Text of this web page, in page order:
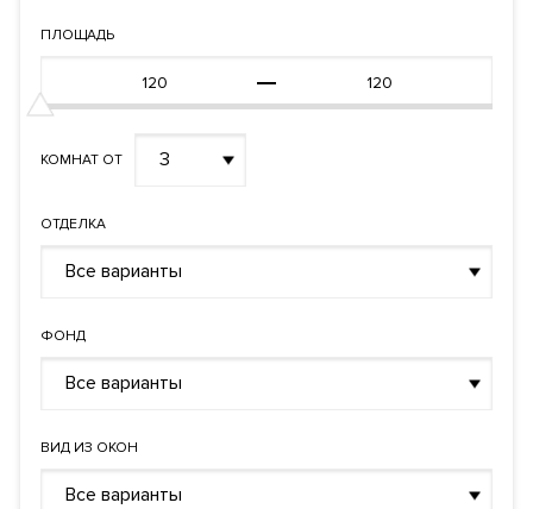
ПЛОЩАДЬ
КОМНАТ ОТ 3
ОТДЕЛКА
Все варианты
ФОНД
Все варианты
ВИД ИЗ ОКОН
Все варианты